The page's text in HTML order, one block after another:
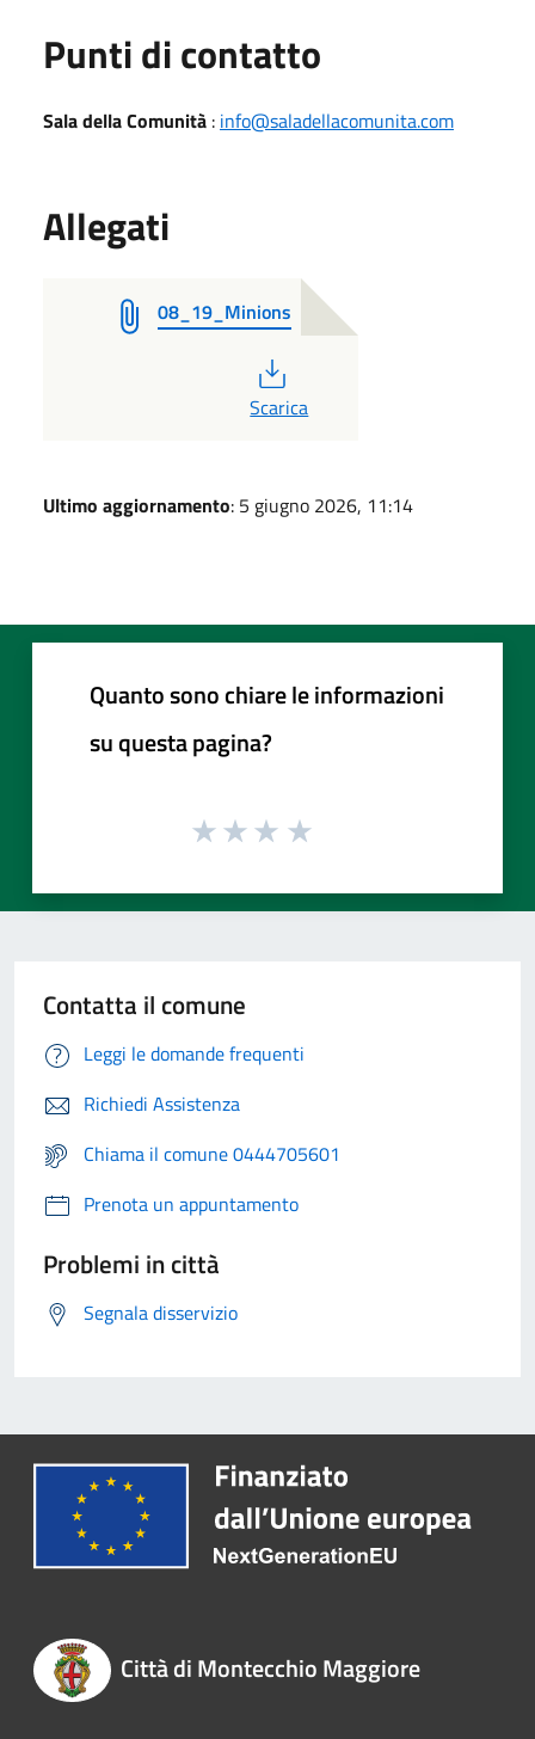
Punti di contatto
Sala della Comunità : info@saladellacomunita.com
Allegati
08_19_Minions
PDF
Scarica
Ultimo aggiornamento: 5 giugno 2026, 11:14
Quanto sono chiare le informazioni
su questa pagina?
Contatta il comune
Leggi le domande frequenti
Richiedi Assistenza
Chiama il comune 0444705601
Prenota un appuntamento
Problemi in città
Segnala disservizio
Città di Montecchio Maggiore